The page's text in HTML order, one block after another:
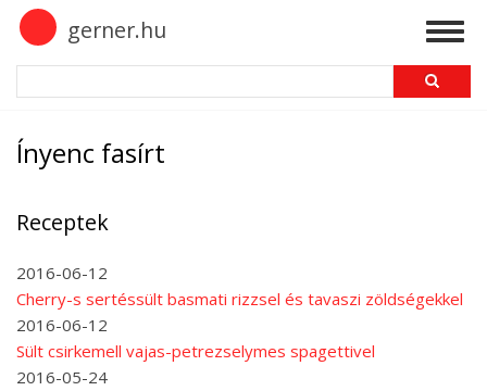
Skip
main
content
gerner.hu
Ínyenc fasírt
Receptek
2016-06-12
Cherry-s sertéssült basmati rizzsel és tavaszi zöldségekkel
2016-06-12
Sült csirkemell vajas-petrezselymes spagettivel
2016-05-24